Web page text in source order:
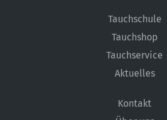
Tauchschule
Tauchshop
Tauchservice
Aktuelles
Kontakt